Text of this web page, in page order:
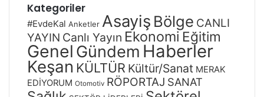
Kategoriler
#EvdeKal Anketler Asayiş Bölge CANLI
YAYIN Canlı Yayın Ekonomi Eğitim
Genel Gündem Haberler
Keşan KÜLTÜR Kültür/Sanat MERAK
EDİYORUM Otomotiv RÖPORTAJ SANAT